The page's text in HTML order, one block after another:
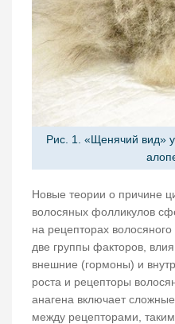
Рис. 1. «Щенячий вид»
Новые теории о причине
волосяных фолликулов
на рецепторах
две группы факторов,
внешние (гормоны) и
роста и рецепторы
анагена включает
между рецепторами,